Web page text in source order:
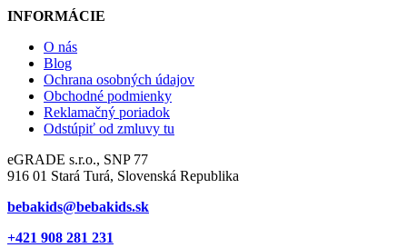
INFORMÁCIE
O nás
Blog
Ochrana osobných údajov
Obchodné podmienky
Reklamačný poriadok
Odstúpiť od zmluvy tu
eGRADE s.r.o., SNP 77
916 01 Stará Turá, Slovenská Republika
bebakids@bebakids.sk
+421 908 281 231